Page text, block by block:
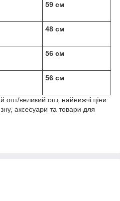
59 см
48 см
56 см
56 см
опт/великий опт, найнижчі ціни
аксесуари та товари для